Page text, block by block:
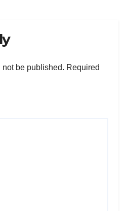
be published. Required